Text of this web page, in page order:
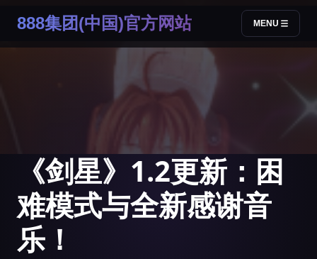
888集团(中国)官方网站 MENU
《剑星》1.2更新：困
难模式与全新感谢音
乐！